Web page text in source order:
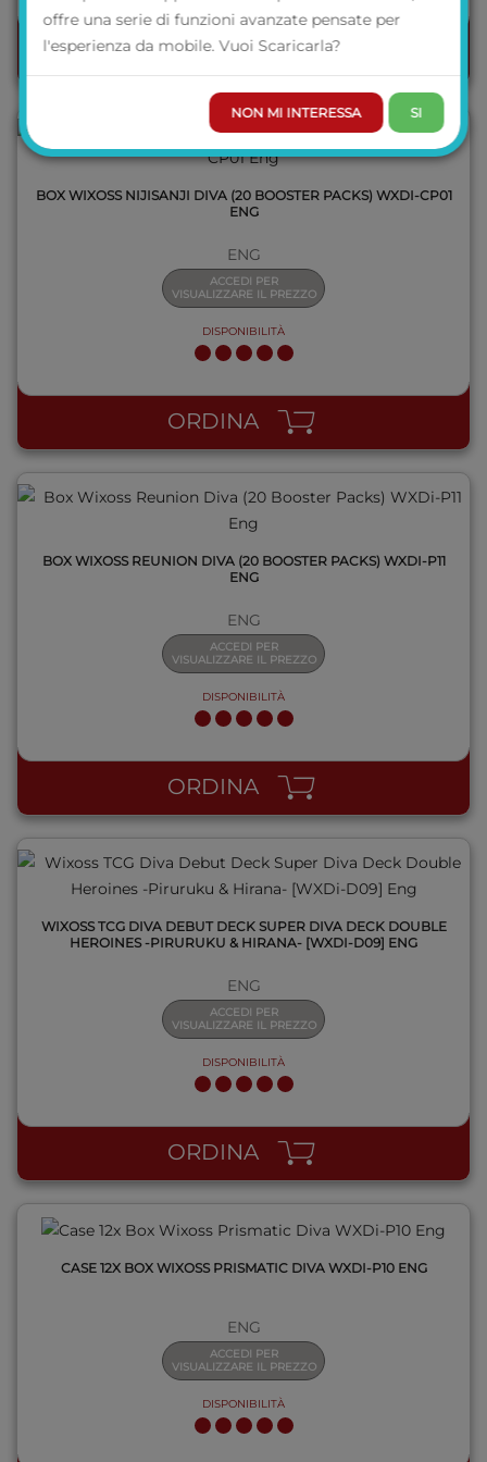
ORDINA
BOX WIXOSS NIJISANJI DIVA (20 BOOSTER PACKS) WXDI-CP01
ENG
ENG
ACCEDI PER
VISUALIZZARE IL PREZZO
DISPONIBILITÀ
ORDINA
QUICK VIEW
BOX WIXOSS REUNION DIVA (20 BOOSTER PACKS) WXDI-P11
ENG
ENG
ACCEDI PER
VISUALIZZARE IL PREZZO
DISPONIBILITÀ
ORDINA
QUICK VIEW
WIXOSS TCG DIVA DEBUT DECK SUPER DIVA DECK DOUBLE
HEROINES -PIRURUKU & HIRANA- [WXDI-D09] ENG
ENG
ACCEDI PER
VISUALIZZARE IL PREZZO
DISPONIBILITÀ
ORDINA
QUICK VIEW
CASE 12X BOX WIXOSS PRISMATIC DIVA WXDI-P10 ENG
ENG
ACCEDI PER
VISUALIZZARE IL PREZZO
DISPONIBILITÀ
QUICK VIEW
offre una serie di funzioni avanzate pensate per
l'esperienza da mobile. Vuoi Scaricarla?
NON MI INTERESSA SI